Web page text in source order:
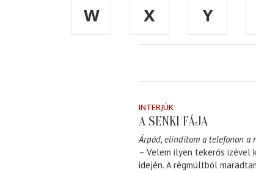
W
X Y
INTERJÚK
A SENKI FÁJA
Árpád, elindítom a telefonon a
– Velem ilyen tekerős
idején. A régmúltból